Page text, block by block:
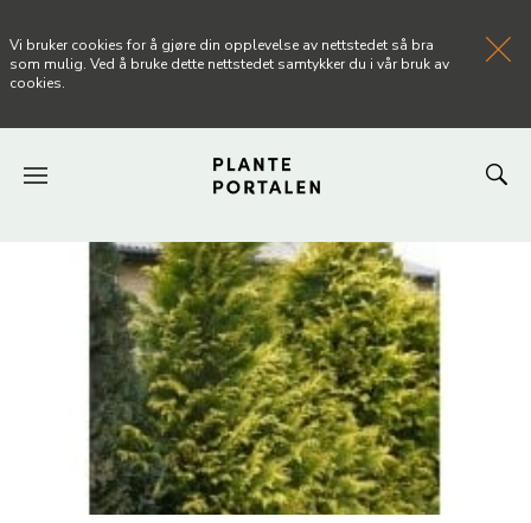
FORSIDEN
NYHETER
ARTIKLER
OM PLANTEPORTALEN
Vi bruker cookies for å gjøre din opplevelse av nettstedet så bra
som mulig. Ved å bruke dette nettstedet samtykker du i vår bruk av
cookies.